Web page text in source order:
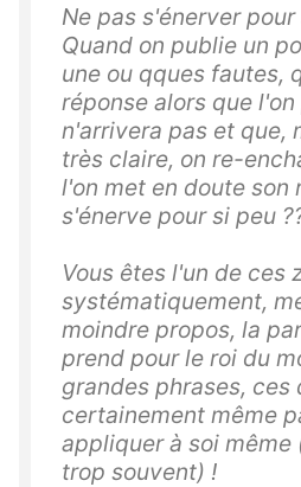
Ne pas s'énerver pour
Quand on publie un
une ou qques fautes,
réponse alors que
n'arrivera pas et que,
très claire, on re-
l'on met en doute son
s'énerve pour si peu
Vous êtes l'un de ces
systématiquement,
moindre propos, la
prend pour le roi du
grandes phrases, ces
certainement même
appliquer à soi même
trop souvent) !